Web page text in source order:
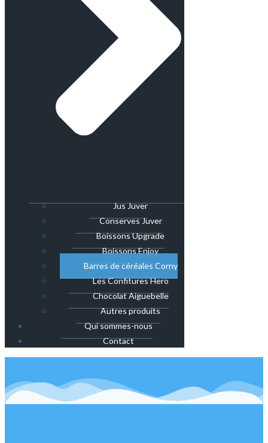
Jus Juver
Conserves Juver
Boissons Upgrade
Boissons Enjoy
Barres de céréales Corny
Les Confitures Hero
Chocolat Aiguebelle
Autres produits
Qui sommes-nous
Contact